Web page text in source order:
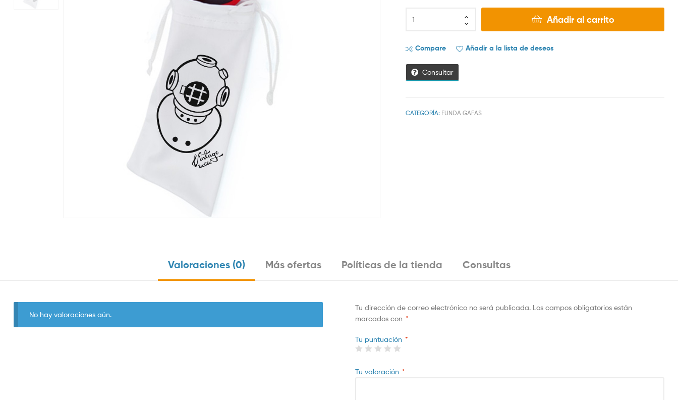
Añadir al carrito
Compare Añadir a la lista de deseos
Consultar
CATEGORÍA: FUNDA GAFAS
Valoraciones (0) Más ofertas Políticas de la tienda Consultas
No hay valoraciones aún.
Tu dirección de correo electrónico no será publicada. Los campos obligatorios están
marcados con *
Tu puntuación *
Tu valoración *